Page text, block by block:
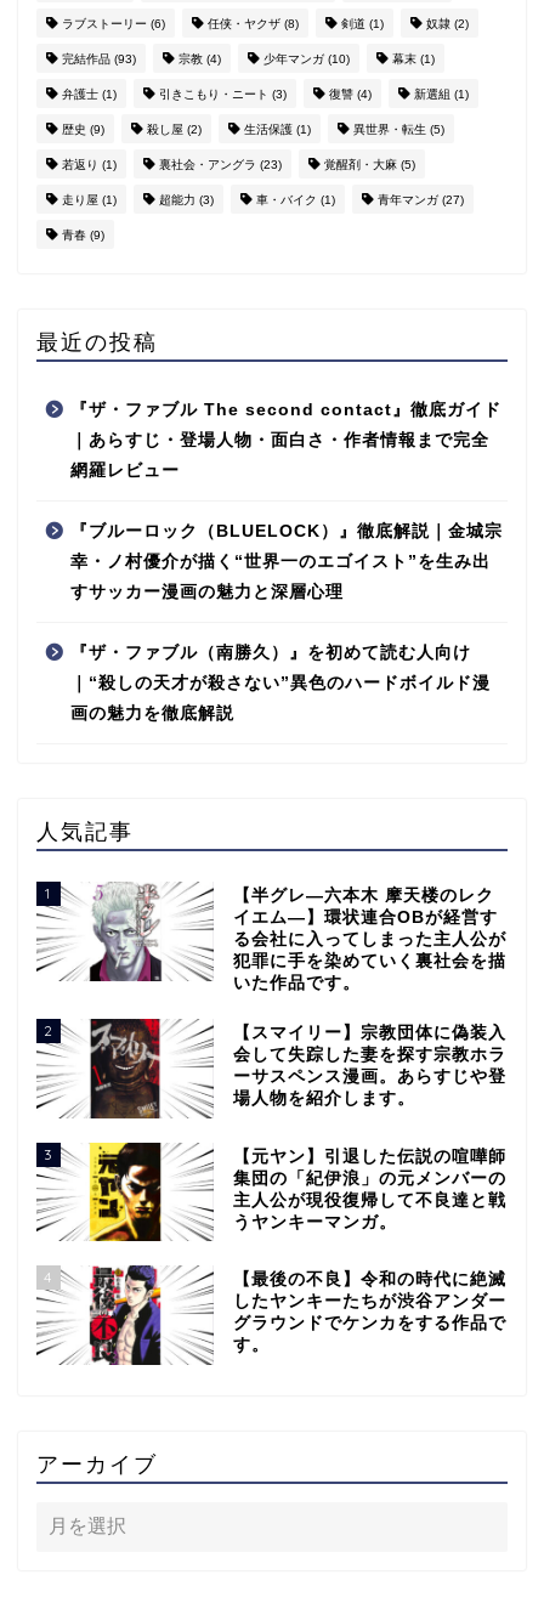
ラブストーリー (6) 任侠・ヤクザ (8) 剣道 (1) 奴隷 (2)
完結作品 (93) 宗教 (4) 少年マンガ (10) 幕末 (1)
弁護士 (1) 引きこもり・ニート (3) 復讐 (4) 新選組 (1)
歴史 (9) 殺し屋 (2) 生活保護 (1) 異世界・転生 (5)
若返り (1) 裏社会・アングラ (23) 覚醒剤・大麻 (5)
走り屋 (1) 超能力 (3) 車・バイク (1) 青年マンガ (27)
青春 (9)
最近の投稿
『ザ・ファブル The second contact』徹底ガイド
｜あらすじ・登場人物・面白さ・作者情報まで完全
網羅レビュー
『ブルーロック（BLUELOCK）』徹底解説｜金城宗
幸・ノ村優介が描く“世界一のエゴイスト”を生み出
すサッカー漫画の魅力と深層心理
『ザ・ファブル（南勝久）』を初めて読む人向け
｜“殺しの天才が殺さない”異色のハードボイルド漫
画の魅力を徹底解説
人気記事
1
【半グレ―六本木 摩天楼のレク
イエム―】環状連合OBが経営す
る会社に入ってしまった主人公が
犯罪に手を染めていく裏社会を描
いた作品です。
2
【スマイリー】宗教団体に偽装入
会して失踪した妻を探す宗教ホラ
ーサスペンス漫画。あらすじや登
場人物を紹介します。
3
【元ヤン】引退した伝説の喧嘩師
集団の「紀伊浪」の元メンバーの
主人公が現役復帰して不良達と戦
うヤンキーマンガ。
4
【最後の不良】令和の時代に絶滅
したヤンキーたちが渋谷アンダー
グラウンドでケンカをする作品で
す。
アーカイブ